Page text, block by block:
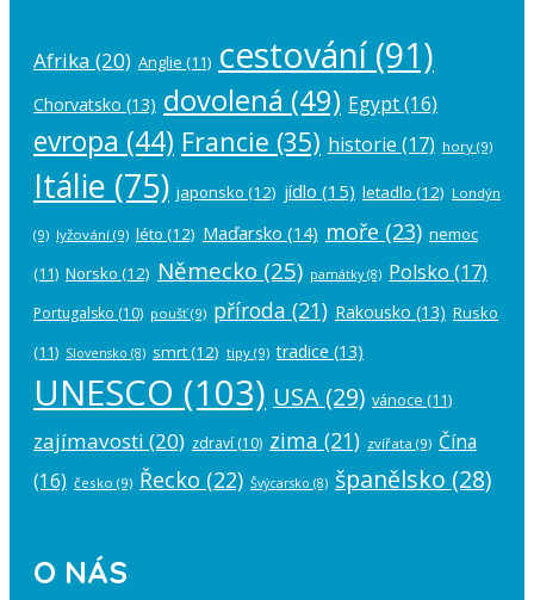
Afrika (20) Anglie (11) cestování(91)
Chorvatsko (13) dovolená (49) Egypt(16)
evropa (44) Francie (35) historie (17) hory (9)
Itálie (75) japonsko (12) jídlo (15) letadlo (12) Londýn
(9) lyžování (9) léto (12) Maďarsko (14) moře (23) nemoc
(11) Norsko (12) Německo (25) památky(8) Polsko (17)
Portugalsko (10) poušť(9) příroda (21) Rakousko (13) Rusko
(11) Slovensko (8) smrt(12) tipy (9) tradice (13)
UNESCO (103) USA (29) vánoce (11)
zajímavosti (20) zdraví (10) zima (21) zvířata (9) Čína
(16) česko (9) Řecko (22) Švýcarsko (8) španělsko (28)
O NÁS